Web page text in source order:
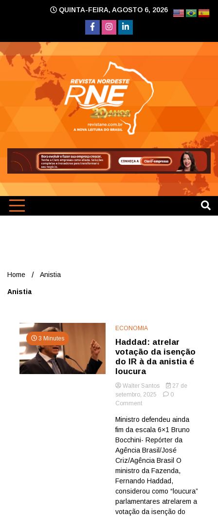
QUINTA-FEIRA, AGOSTO 6, 2026
Home Anistia
Anistia
3 Minutes
ECONOMIA
Haddad: atrelar
votação da isenção
do IR à da anistia é
loucura
Walter Santos
27 de
setembro, 2025
0
Commenton
atrelar
votação
da
isenção
IR
à
da
anistia
é
loucura
Ministro defendeu ainda
fim da escala 6×1 Bruno
Bocchini- Repórter da
Agência Brasil/José
Criz/Agência Brasil O
ministro da Fazenda,
Fernando Haddad,
considerou como “loucura”
parlamentares atrelarem a
votação da isenção do